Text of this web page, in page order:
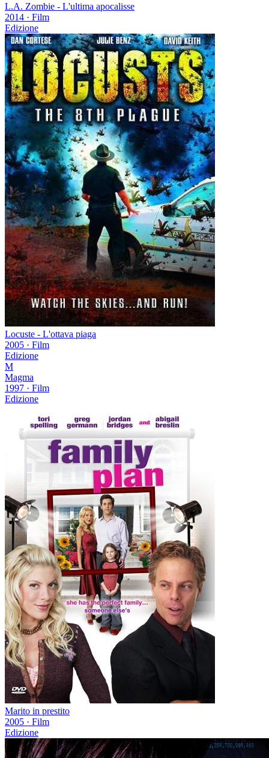
L.A. Zombie - L'ultima apocalisse
2014 · Film
Edizione
Locuste - L'ottava piaga
2005 · Film
Edizione
M
Magma
1997 · Film
Edizione
Marito in prestito
2005 · Film
Edizione